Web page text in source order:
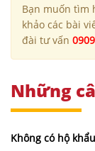
Bạn muốn tìm
khảo các bài
đài tư vấn
Những
Không có hộ